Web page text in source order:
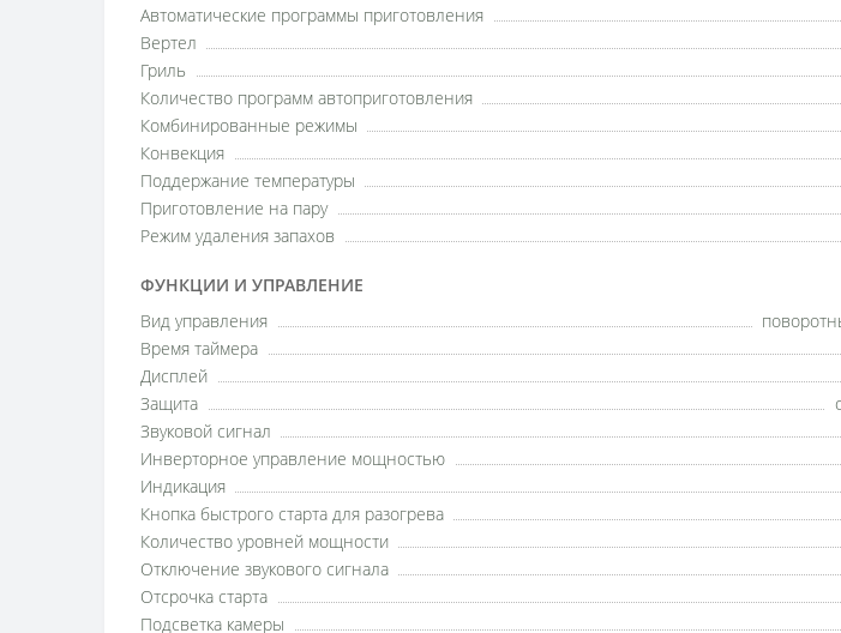
Автоматические программы приготовления
Вертел
Гриль
Количество программ автоприготовления
Комбинированные режимы
Конвекция
Поддержание температуры
Приготовление на пару
Режим удаления запахов
ФУНКЦИИ И УПРАВЛЕНИЕ
Вид управления
Время таймера
Дисплей
Защита
Звуковой сигнал
Инверторное управление мощностью
Индикация
Кнопка быстрого старта для разогрева
Количество уровней мощности
Отключение звукового сигнала
Отсрочка старта
Подсветка камеры